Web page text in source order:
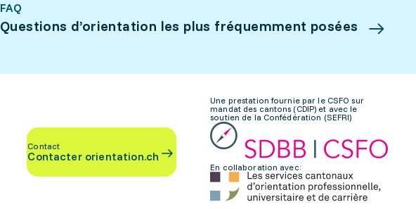
FAQ
Questions d’orientation les plus fréquemment posées
Contact
Contacter orientation.ch
Une prestation fournie par le CSFO sur
mandat des cantons (CDIP) et avec le
soutien de la Confédération (SEFRI)
En collaboration avec: